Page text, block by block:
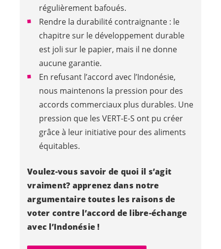
régulièrement bafoués.
Rendre la durabilité contraignante : le
chapitre sur le développement durable
est joli sur le papier, mais il ne donne
aucune garantie.
En refusant l’accord avec l’Indonésie,
nous maintenons la pression pour des
accords commerciaux plus durables. Une
pression que lesVERT-E-S ont pu créer
grâce à leur initiative pour des aliments
équitables.
Voulez-vous savoir de quoi il s’agit
vraiment? apprenez dans notre
argumentaire toutes les raisons de
voter contre l’accord de libre-échange
avec l’Indonésie !